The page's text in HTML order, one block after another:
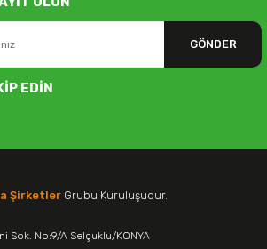
GÖNDER
EDİN
Şirketler Grubu Kuruluşudur.
Sok. No:9/A Selçuklu/KONYA